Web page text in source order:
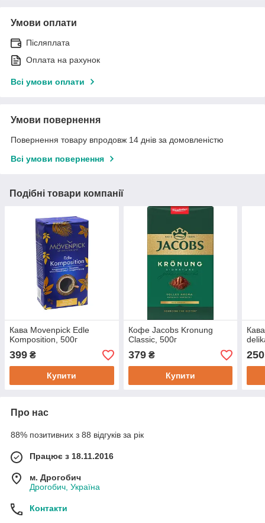
Умови оплати
Післяплата
Оплата на рахунок
Всі умови оплати
Умови повернення
Повернення товару впродовж 14 днів за домовленістю
Всі умови повернення
Подібні товари компанії
Кава Movenpick Edle
Komposition, 500г
399 ₴
Купити
Кофе Jacobs Kronung
Classic, 500г
379₴
Купити
250
Про нас
88% позитивних з 88 відгуків за рік
Працює з 18.11.2016
м. Дрогобич
Дрогобич, Україна
Контакти